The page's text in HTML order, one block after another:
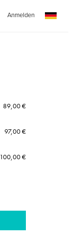
Anmelden
89,00 €
97,00 €
100,00 €